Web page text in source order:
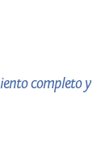
completo y